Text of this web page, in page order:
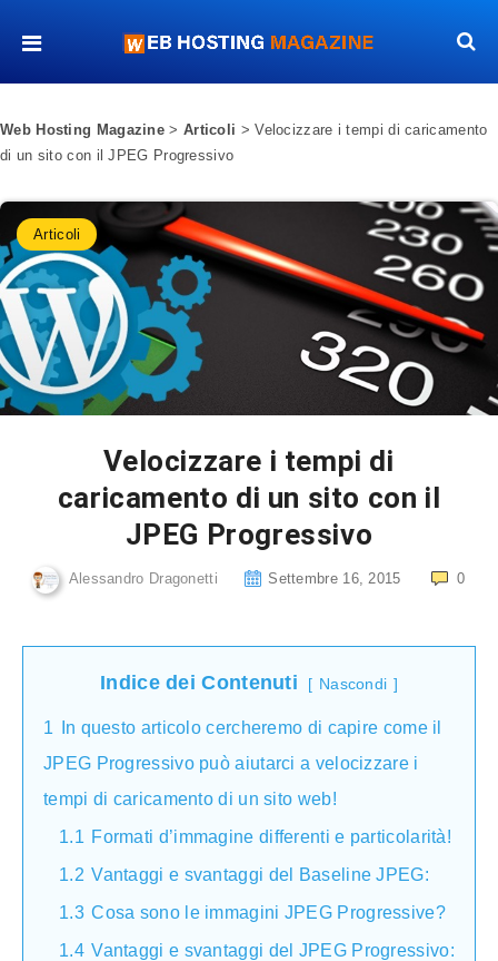
Web Hosting Magazine > Articoli >Velocizzare i tempi di caricamento
di un sito con il JPEG Progressivo
Articoli
Velocizzare i tempi di
caricamento di un sito con il
JPEG Progressivo
Alessandro Dragonetti Settembre 16, 2015 0
Indice dei Contenuti Nascondi
1 In questo articolo cercheremo di capire come il
JPEG Progressivo può aiutarci a velocizzare i
tempi di caricamento di un sito web!
1.1 Formati d’immagine differenti e particolarità!
1.2 Vantaggi e svantaggi del Baseline JPEG:
1.3 Cosa sono le immagini JPEG Progressive?
1.4 Vantaggi e svantaggi del JPEG Progressivo: